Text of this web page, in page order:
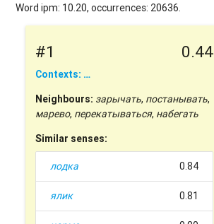
Word ipm: 10.20, occurrences: 20636.
#1 0.44
Contexts: …
Neighbours: зарычать, постанывать,
марево, перекатываться, набегать
Similar senses:
лодка 0.84
ялик 0.81